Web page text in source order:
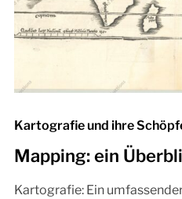
Kartografie und ihre
Mapping: ein
Kartografie: Ein